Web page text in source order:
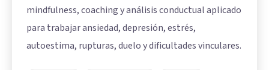
mindfulness, coaching y análisis conductual aplicado
para trabajar ansiedad, depresión, estrés,
autoestima, rupturas, duelo y dificultades vinculares.